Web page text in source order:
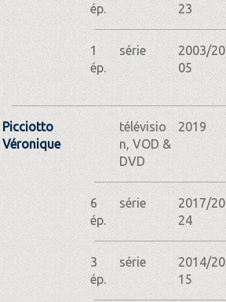
ép.
23
1
ép.
série
2003/20
05
Picciotto
Véronique
télévisio
n, VOD &
DVD
2019
6
ép.
série
2017/20
24
3
ép.
série
2014/20
15